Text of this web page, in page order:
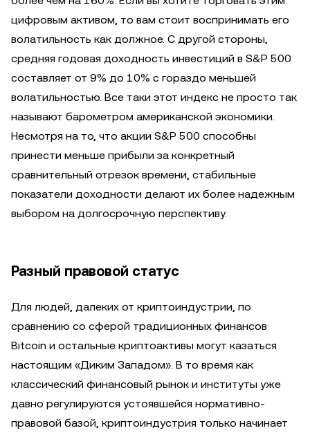
цифровым активом, то вам стоит воспринимать его
волатильность как должное. C другой стороны,
средняя годовая доходность инвестиций в S&P 500
составляет от 9% до 10% с гораздо меньшей
волатильностью. Все таки этот индекс не просто так
называют барометром американской экономики.
Несмотря на то, что акции S&P 500 способны
принести меньше прибыли за конкретный
сравнительный отрезок времени, стабильные
показатели доходности делают их более надежным
выбором на долгосрочную перспективу.
Разный правовой статус
Для людей, далеких от криптоиндустрии, по
сравнению со сферой традиционных финансов
Bitcoin и остальные криптоактивы могут казаться
настоящим «Диким Западом». В то время как
классический финансовый рынок и институты уже
давно регулируются устоявшейся нормативно-
правовой базой, криптоиндустрия только начинает